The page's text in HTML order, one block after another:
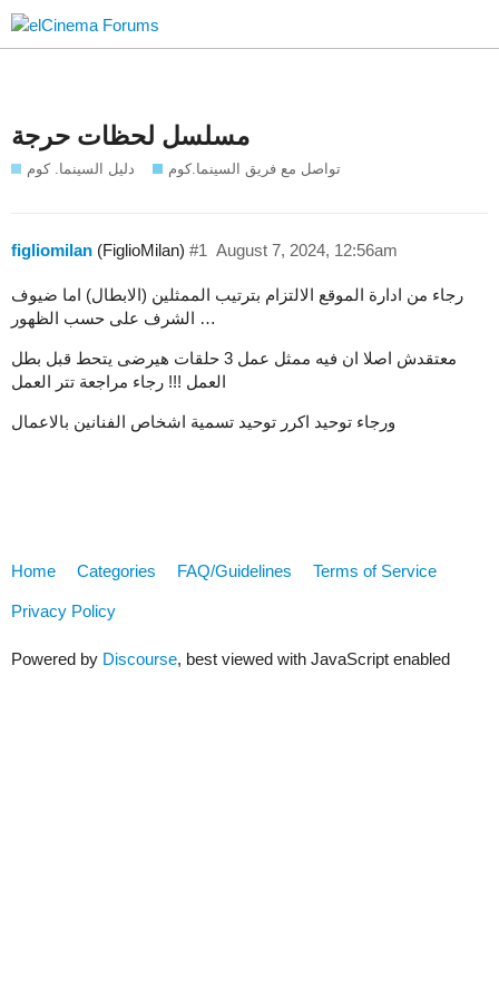
مسلسل لحظات حرجة
دليل السينما. كوم تواصل مع فريق السينما.كوم
figliomilan (FiglioMilan) August 7, 2024, 12:56am
#1
رجاء من ادارة الموقع الالتزام بترتيب الممثلين (الابطال) اما ضيوف
الشرف على حسب الظهور …
معتقدش اصلا ان فيه ممثل عمل 3 حلقات هيرضى يتحط قبل بطل
العمل !!! رجاء مراجعة تتر العمل
ورجاء توحيد اكرر توحيد تسمية اشخاص الفنانين بالاعمال
Home Categories FAQ/Guidelines Terms of Service
Privacy Policy
Powered by Discourse, best viewed with JavaScript enabled